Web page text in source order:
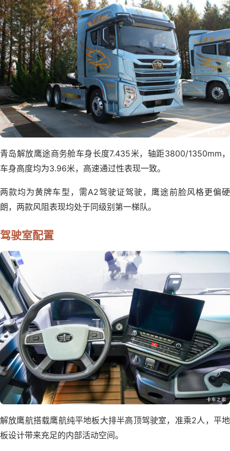
青岛解放鹰途商务舱车身长度7.435米，轴距3800/1350mm，
车身高度均为3.96米，高速通过性表现一致。
两款均为黄牌车型，需A2驾驶证驾驶，鹰途前脸风格更偏硬
朗，两款风阻表现均处于同级别第一梯队。
驾驶室配置
解放鹰航搭载鹰航纯平地板大排半高顶驾驶室，准乘2人，平地
板设计带来充足的内部活动空间。